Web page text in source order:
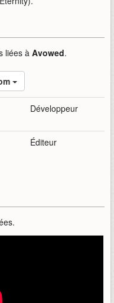
liées à Avowed.
Développeur
Éditeur